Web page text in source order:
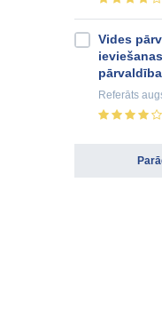
Vides
Referāts